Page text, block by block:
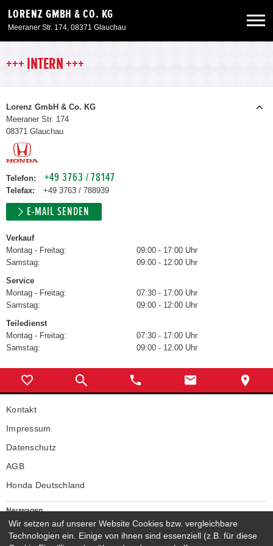
LORENZ GMBH & CO. KG
Meeraner Str. 174, 08371 Glauchau
Neuwagen
Angebote
Service & Zubehör
Unser Autohaus
+++ INTERN +++
Lorenz GmbH & Co. KG
Meeraner Str. 174
08371 Glauchau
Telefon: +49 3763 / 78147
Telefax: +49 3763 / 788939
E-MAIL SENDEN
Verkauf
Montag - Freitag:
09:00 - 17:00 Uhr
Samstag:
09:00 - 12:00 Uhr
Service
Montag - Freitag:
07:30 - 17:00 Uhr
Samstag:
09:00 - 12:00 Uhr
Teiledienst
Montag - Freitag:
07:30 - 17:00 Uhr
Samstag:
09:00 - 12:00 Uhr
Kontakt
Impressum
Datenschutz
AGB
Honda Deutschland
Neuwagen
Honda Neuwagen
Gebrauchtwagen
Wir setzen auf unserer Website Cookies bzw. vergleichbare
Technologien ein. Einige von ihnen sind essenziell (z.B. für diese